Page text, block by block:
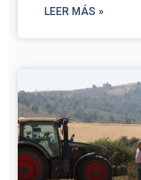
LEER MÁS »